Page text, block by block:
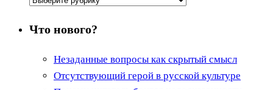
Что нового?
Незаданные вопросы как скрытый смысл
Отсутствующий герой в русской культуре